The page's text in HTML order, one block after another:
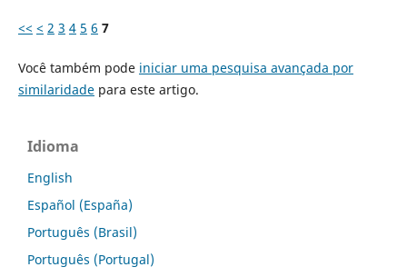
<< < 2 3 4 5 6 7
Você também pode iniciar uma pesquisa avançada por
similaridadepara este artigo.
Idioma
English
Español (España)
Português (Brasil)
Português (Portugal)